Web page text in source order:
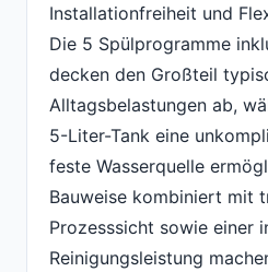
Installationfreiheit und
Die 5 Spülprogramme
decken den Großteil
Alltagsbelastungen ab,
5-Liter-Tank eine
feste Wasserquelle
Bauweise kombiniert mit
Prozesssicht sowie einer
Reinigungsleistung